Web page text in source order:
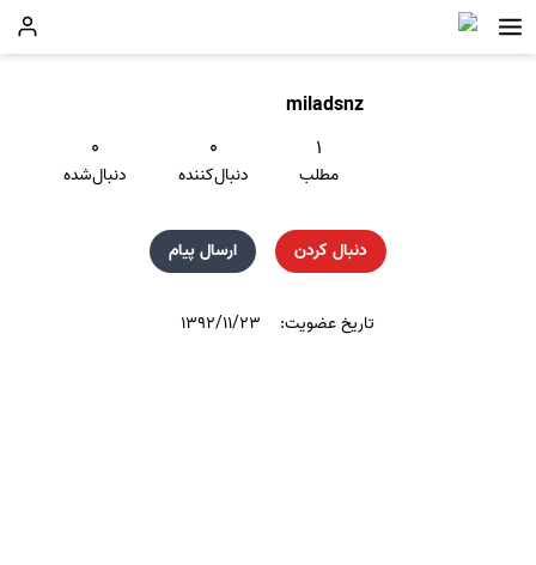
miladsnz
۱
مطلب
۰
دنبال‌کننده
۰
دنبال‌شده
دنبال کردن ارسال پیام
تاریخ عضویت: ۱۳۹۲/۱۱/۲۳